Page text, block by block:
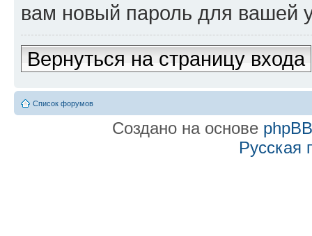
вам новый пароль для вашей
Вернуться на страницу входа
Список форумов
Создано на основе phpBB
Русская